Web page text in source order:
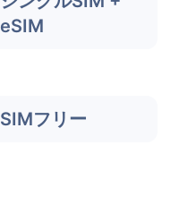
eSIM
SIMフリー